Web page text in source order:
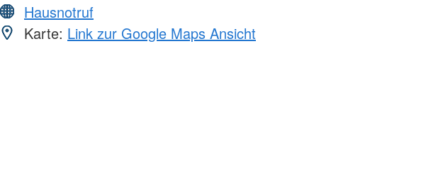
Hausnotruf
Karte: Link zur Google Maps Ansicht